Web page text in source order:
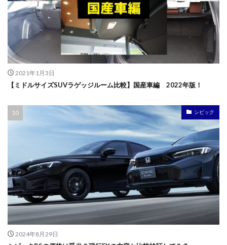
2021年1月3日
【ミドルサイズSUVラゲッジルーム比較】国産車編 2022年版！
シビック
2024年8月29日